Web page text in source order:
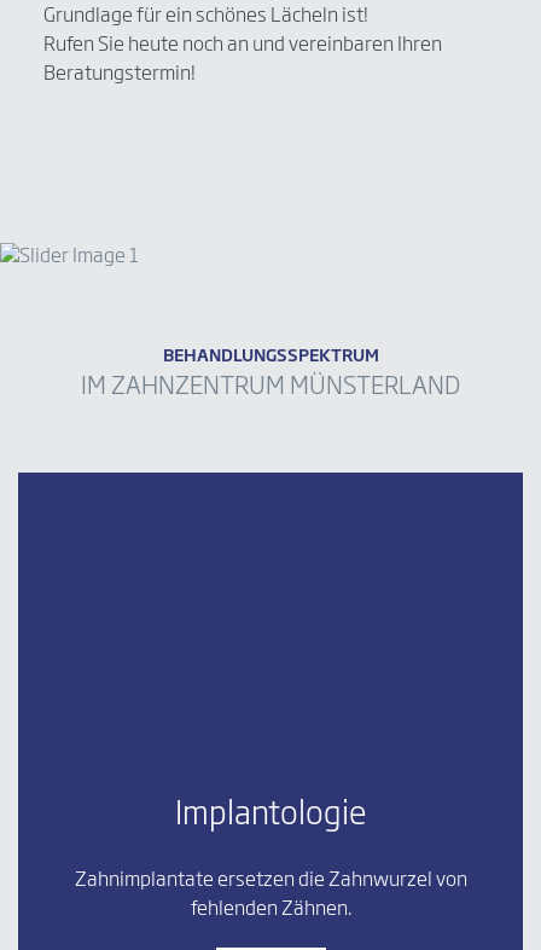
Grundlage für ein schönes Lächeln ist!
Rufen Sie heute noch an und vereinbaren Ihren
Beratungstermin!
BEHANDLUNGSSPEKTRUM
IM ZAHNZENTRUM MÜNSTERLAND
Implantologie
Zahnimplantate ersetzen die Zahnwurzel von
fehlenden Zähnen.